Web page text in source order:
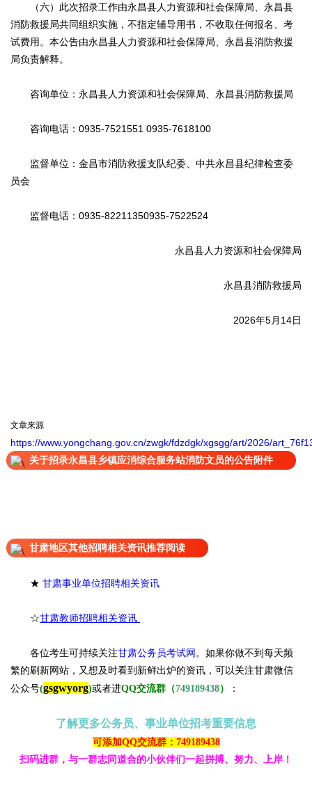
（六）此次招录工作由永昌县人力资源和社会保障局、永昌县
消防救援局共同组织实施，不指定辅导用书，不收取任何报名、考
试费用。本公告由永昌县人力资源和社会保障局、永昌县消防救援
局负责解释。
咨询单位：永昌县人力资源和社会保障局、永昌县消防救援局
咨询电话：0935-7521551 0935-7618100
监督单位：金昌市消防救援支队纪委、中共永昌县纪律检查委
员会
监督电话：0935-82211350935-7522524
永昌县人力资源和社会保障局
永昌县消防救援局
2026年5月14日
文章来源
https://www.yongchang.gov.cn/zwgk/fdzdgk/xgsgg/art/2026/
关于招录永昌县乡镇应消综合服务站消防文员的公告附件
甘肃地区其他招聘相关资讯推荐阅读
★ 甘肃事业单位招聘相关资讯
☆甘肃教师招聘相关资讯
各位考生可持续关注甘肃公务员考试网 。 如果你做不到每天频
繁的刷新网站，又想及时看到新鲜出炉的资讯，可以关注甘肃微信
公众号(gsgwyorg)或者进QQ交流群（749189438） ：
了解更多公务员、事业单位招考重要信息
可添加QQ交流群：749189438
扫码进群，与一群志同道合的小伙伴们一起拼搏、努力、上岸！